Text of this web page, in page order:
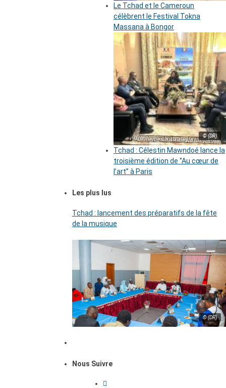
Le Tchad et le Cameroun
célèbrent le Festival Tokna
Massana à Bongor
© (DR)
Tchad : Célestin Mawndoé lance la
troisième édition de ‘’Au cœur de
l’art’’ à Paris
Les plus lus
Tchad : lancement des préparatifs de la fête
de la musique
© (DR)
Nous Suivre